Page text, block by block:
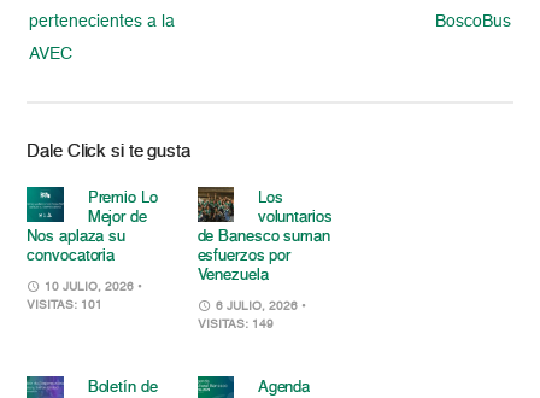
pertenecientes a la
AVEC
BoscoBus
Dale Click si te gusta
Premio Lo
Mejor de
Nos aplaza su
convocatoria
10 JULIO, 2026 •
VISITAS: 101
Los
voluntarios
de Banesco suman
esfuerzos por
Venezuela
6 JULIO, 2026 •
VISITAS: 149
Boletín de
Agenda